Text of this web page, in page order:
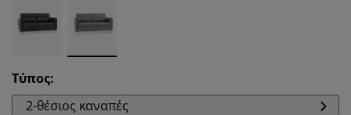
Τύπος:
2-θέσιος καναπές